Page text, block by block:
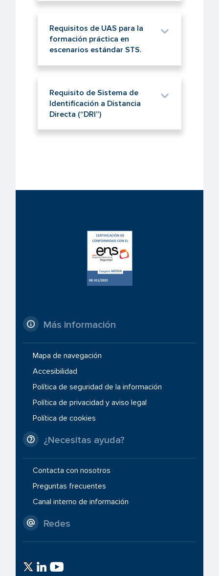
Requisitos de UAS para la
formación práctica en
escenarios estándar STS.
Requisito de Sistema de
Identificación a Distancia
Directa (“DRI”)
Más información
Mapa de navegación
Accesibilidad
Política de seguridad de la información
Política de privacidad y aviso legal
Política de cookies
¿Necesitas ayuda?
Contacta con nosotros
Preguntas frecuentes
Canal interno de información
Redes